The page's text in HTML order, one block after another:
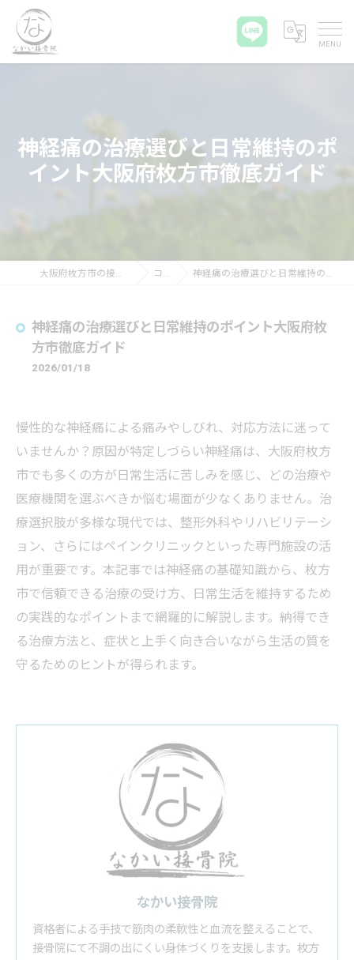
神経痛の治療選びと日常維持のポ
イント大阪府枚方市徹底ガイド
大阪府枚方市の接骨院ならなかい接骨院 コラム 神経痛の治療選びと日常維持のポイント大阪府枚方市徹底ガイド
神経痛の治療選びと日常維持のポイント大阪府枚
方市徹底ガイド
2026/01/18
慢性的な神経痛による痛みやしびれ、対応方法に迷って
いませんか？原因が特定しづらい神経痛は、大阪府枚方
市でも多くの方が日常生活に苦しみを感じ、どの治療や
医療機関を選ぶべきか悩む場面が少なくありません。治
療選択肢が多様な現代では、整形外科やリハビリテーシ
ョン、さらにはペインクリニックといった専門施設の活
用が重要です。本記事では神経痛の基礎知識から、枚方
市で信頼できる治療の受け方、日常生活を維持するため
の実践的なポイントまで網羅的に解説します。納得でき
る治療方法と、症状と上手く向き合いながら生活の質を
守るためのヒントが得られます。
なかい接骨院
資格者による手技で筋肉の柔軟性と血流を整えることで、
接骨院にて不調の出にくい身体づくりを支援します。枚方